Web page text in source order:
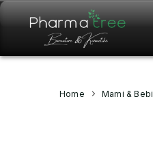
Home Mami & Bebi